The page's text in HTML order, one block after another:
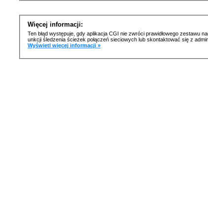
Więcej informacji:
Ten błąd występuje, gdy aplikacja CGI nie zwróci prawidłowego zestawu
unkcji śledzenia ścieżek połączeń sieciowych lub skontaktować się z
Wyświetl więcej informacji »